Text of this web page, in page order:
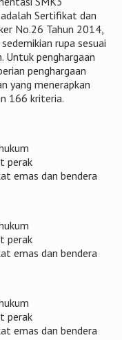
Sertifikat dan
No.26 Tahun 2014,
rupa sesuai
Untuk penghargaan
penghargaan
yang menerapkan
166 kriteria.
perak
emas dan bendera
perak
emas dan bendera
perak
emas dan bendera